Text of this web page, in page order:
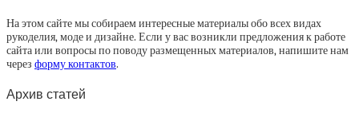
На этом сайте мы собираем интересные материалы обо всех видах
рукоделия, моде и дизайне. Если у вас возникли предложения к работе
сайта или вопросы по поводу размещенных материалов, напишите нам
через форму контактов.
Архив статей